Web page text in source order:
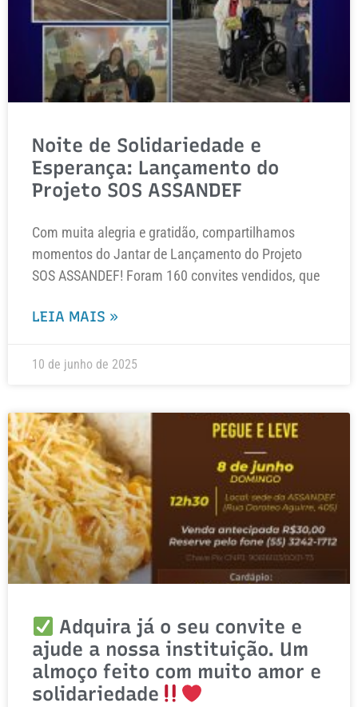
Noite de Solidariedade e
Esperança: Lançamento do
Projeto SOS ASSANDEF
Com muita alegria e gratidão, compartilhamos
momentos do Jantar de Lançamento do Projeto
SOS ASSANDEF! Foram 160 convites vendidos, que
LEIA MAIS »
10 de junho de 2025
Adquira já o seu convite e
ajude a nossa instituição. Um
almoço feito com muito amor e
solidariedade